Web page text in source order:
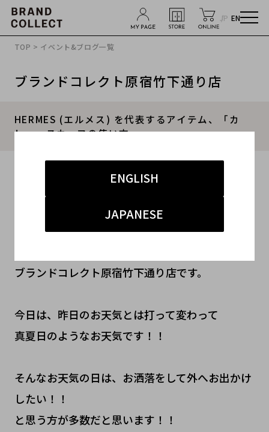
JP EN
ENGLISH
JAPANESE
TOP > イベント&ブログ一覧
ブランドコレクト原宿竹下通り店
HERMES (エルメス) を代表するアイテム、「カ
レ」。スカーフの使い方
#スカーフ
#HERMES
ブランドコレクト原宿竹下通り店です。
今日は、昨日のお天気とは打って変わって
真夏日のようなお天気です！！
そんなお天気の日は、お洒落をして外へお出かけ
したい！！
と思う方が多数だと思います！！